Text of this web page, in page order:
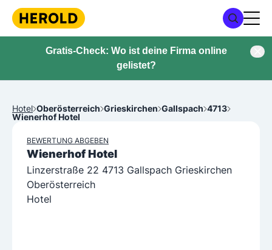
Gratis-Check: Wo ist deine Firma online
gelistet?
Hotel Oberösterreich Grieskirchen Gallspach 4713
Wienerhof Hotel
BEWERTUNG ABGEBEN
Wienerhof Hotel
Linzerstraße 22 4713 Gallspach Grieskirchen
Oberösterreich
Hotel